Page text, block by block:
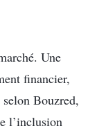
Une
financier,
Bouzred,
l’inclusion